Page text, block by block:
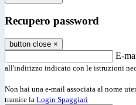
Recupero password
button close ×
E-
all'indirizzo indicato con le istruzioni
Non hai una e-mail associata al nome
tramite la Login Spaggiari